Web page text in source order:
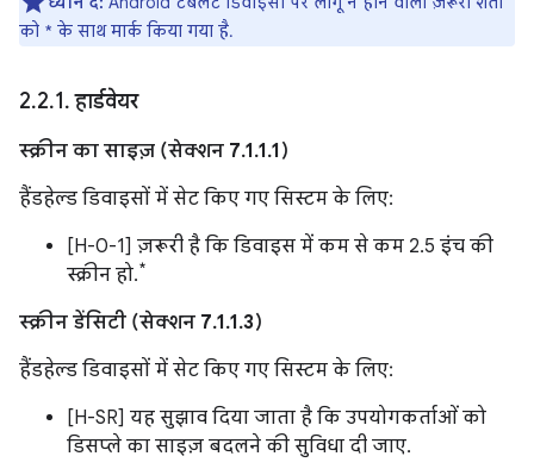
को * के साथ मार्क किया गया है.
2.2.1.हार्डवेयर
स्क्रीन का साइज़ (सेक्शन 7.1.1.1)
हैंडहेल्ड डिवाइसों में सेट किए गए सिस्टम के लिए:
[H-0-1] ज़रूरी है कि डिवाइस में कम से कम 2.5 इंच की
स्क्रीन हो.*
स्क्रीन डेंसिटी (सेक्शन 7.1.1.3)
हैंडहेल्ड डिवाइसों में सेट किए गए सिस्टम के लिए:
[H-SR] यह सुझाव दिया जाता है कि उपयोगकर्ताओं को
डिसप्ले का साइज़ बदलने की सुविधा दी जाए.